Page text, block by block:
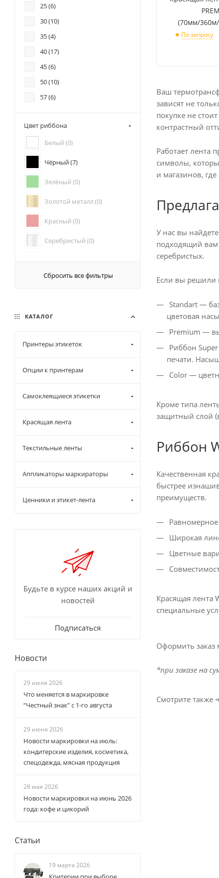
(70мм/
По запросу
Ваш
зависят не
покупке не
контрастный
Работает лента
символы,
и магазинов,
У нас вы
подходящий вам
серебристых.
Если вы решили
Standart —
цветовая
Premium —
Риббон
печати.
Color —
Кроме типа
защитный слой
Риббон
Качественная
быстрее
преимуществ.
Широкая
Цветные
Красящая лента
специальные
Оформить заказ
*при заказе на
Смотрите также
25 (6)
30 (10)
35 (4)
40 (17)
45 (6)
50 (10)
57 (6)
70 (7)
75 (6)
140 (3)
156 (6)
Цвет риббона
Белый (0)
Чёрный (7)
Зелёный (0)
Золотой металл (0)
Красный (0)
Серебристый (0)
Сбросить все фильтры
КАТАЛОГ
Принтеры этикеток
Опции к принтерам
Самоклеящиеся этикетки
Красящая лента
Текстильные ленты
Аппликаторы маркираторы
Ценники и этикет-лента
Будьте в курсе наших акций и
новостей
Подписаться
Новости
29 июля 2026
Что меняется в маркировке
“Честный знак” с 1-го августа
29 июня 2026
Новости маркировки на июль:
кондитерские изделия, косметика,
спецодежда, мясная продукция
28 мая 2026
Новости маркировки на июнь 2026
года: кофе и цикорий
Статьи
19 марта 2026